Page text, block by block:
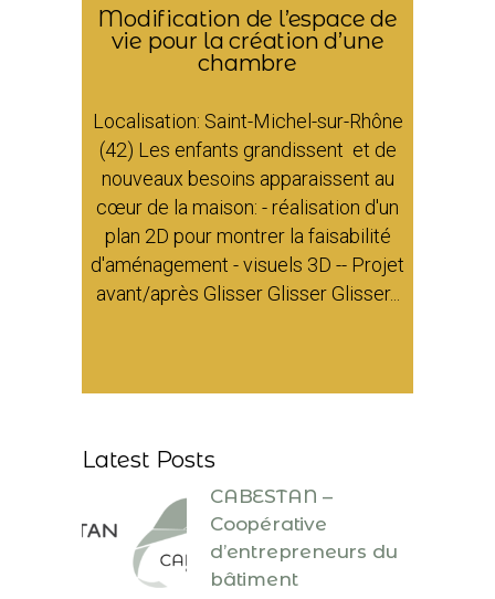
Modification de l’espace de
vie pour la création d’une
chambre
Localisation: Saint-Michel-sur-Rhône
(42) Les enfants grandissent et de
nouveaux besoins apparaissent au
cœur de la maison: - réalisation d'un
plan 2D pour montrer la faisabilité
d'aménagement - visuels 3D -- Projet
avant/après Glisser Glisser Glisser...
Latest Posts
CABESTAN –
Coopérative
d’entrepreneurs du
bâtiment